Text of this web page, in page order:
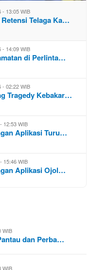
- 13:05 WIB
Telaga Ka…
- 14:09 WIB
di Perlinta…
- 02:22 WIB
Tragedy Kebakar…
12:53 WIB
Aplikasi Turu…
15:46 WIB
Aplikasi Ojol…
WIB
dan Perba…
WIB